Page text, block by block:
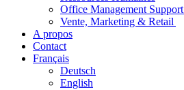
Office Management Support
Vente, Marketing & Retail
A propos
Contact
Français
Deutsch
English